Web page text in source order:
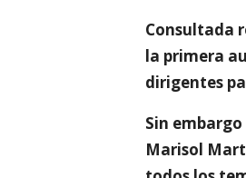
Consultada
la primera
dirigentes
Sin
Marisol